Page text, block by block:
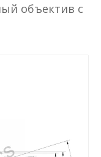
объектив с